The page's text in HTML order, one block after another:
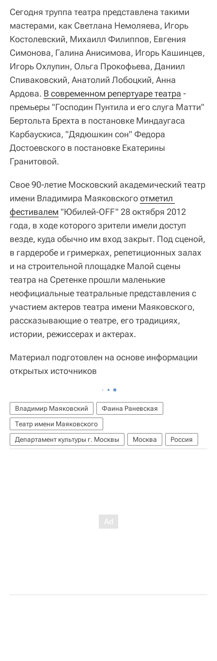
Сегодня труппа театра представлена такими
мастерами, как Светлана Немоляева, Игорь
Костолевский, Михаилл Филиппов, Евгения
Симонова, Галина Анисимова, Игорь Кашинцев,
Игорь Охлупин, Ольга Прокофьева, Даниил
Спиваковский, Анатолий Лобоцкий, Анна
Ардова. В современном репертуаре театра -
премьеры "Господин Пунтила и его слуга Матти"
Бертольта Брехта в постановке Миндаугаса
Карбаускиса, "Дядюшкин сон" Федора
Достоевского в постановке Екатерины
Гранитовой.
Свое 90-летие Московский академический театр
имени Владимира Маяковскогоотметил
фестивалем "Юбилей-OFF" 28 октября 2012
года, в ходе которого зрители имели доступ
везде, куда обычно им вход закрыт. Под сценой,
в гардеробе и гримерках, репетиционных залах
и на строительной площадке Малой сцены
театра на Сретенке прошли маленькие
неофициальные театральные представления с
участием актеров театра имени Маяковского,
рассказывающие о театре, его традициях,
истории, режиссерах и актерах.
Материал подготовлен на основе информации
открытых источников
Владимир Маяковский
Фаина Раневская
Театр имени Маяковского
Департамент культуры г. Москвы
Москва Россия